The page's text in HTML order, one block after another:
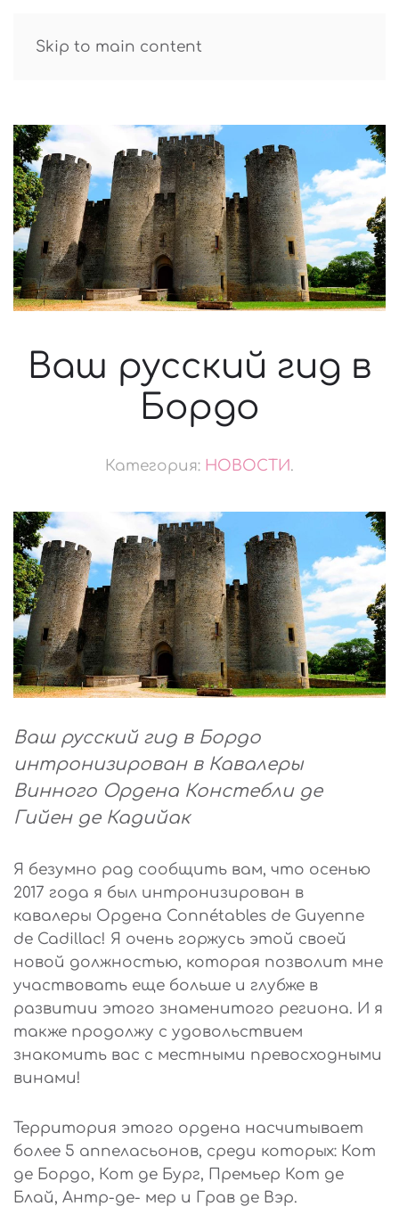
Skip to main content
GUIDE R.TATAROV
Ваш русский гид в
Бордо
Категория: НОВОСТИ.
Ваш русский гид в Бордо
интронизирован в Кавалеры
Винного Ордена Констебли де
Гийен де Кадийак
Я безумно рад сообщить вам, что осенью
2017 года я был интронизирован в
кавалеры Ордена Connétables de Guyenne
de Cadillac! Я очень горжусь этой своей
новой должностью, которая позволит мне
участвовать еще больше и глубже в
развитии этого знаменитого региона. И я
также продолжу с удовольствием
знакомить вас с местными превосходными
винами!
Территория этого ордена насчитывает
более 5 аппеласьонов, среди которых: Кот
де Бордо, Кот де Бург, Премьер Кот де
Блай, Антр-де- мер и Грав де Вэр.